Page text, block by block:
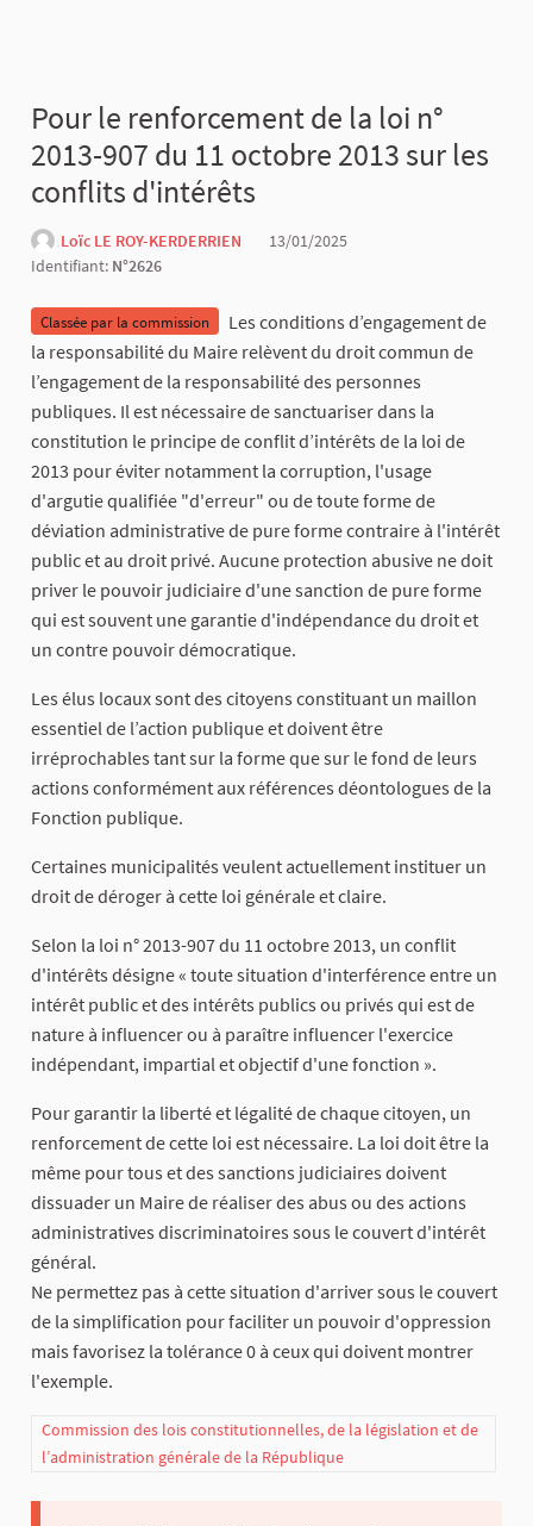
Pour le renforcement de la loi n°
2013-907 du 11 octobre 2013 sur les
conflits d'intérêts
Loïc LE ROY-KERDERRIEN
13/01/2025
Identifiant: N°2626
Classée par la commission
Les conditions d’engagement de
la responsabilité du Maire relèvent du droit commun de
l’engagement de la responsabilité des personnes
publiques. Il est nécessaire de sanctuariser dans la
constitution le principe de conflit d’intérêts de la loi de
2013 pour éviter notamment la corruption, l'usage
d'argutie qualifiée "d'erreur" ou de toute forme de
déviation administrative de pure forme contraire à l'intérêt
public et au droit privé. Aucune protection abusive ne doit
priver le pouvoir judiciaire d'une sanction de pure forme
qui est souvent une garantie d'indépendance du droit et
un contre pouvoir démocratique.
Les élus locaux sont des citoyens constituant un maillon
essentiel de l’action publique et doivent être
irréprochables tant sur la forme que sur le fond de leurs
actions conformément aux références déontologues de la
Fonction publique.
Certaines municipalités veulent actuellement instituer un
droit de déroger à cette loi générale et claire.
Selon la loi n° 2013-907 du 11 octobre 2013, un conflit
d'intérêts désigne « toute situation d'interférence entre un
intérêt public et des intérêts publics ou privés qui est de
nature à influencer ou à paraître influencer l'exercice
indépendant, impartial et objectif d'une fonction ».
Pour garantir la liberté et légalité de chaque citoyen, un
renforcement de cette loi est nécessaire. La loi doit être la
même pour tous et des sanctions judiciaires doivent
dissuader un Maire de réaliser des abus ou des actions
administratives discriminatoires sous le couvert d'intérêt
général.
Ne permettez pas à cette situation d'arriver sous le couvert
de la simplification pour faciliter un pouvoir d'oppression
mais favorisez la tolérance 0 à ceux qui doivent montrer
l'exemple.
Commission des lois constitutionnelles, de la législation et de
l’administration générale de la République